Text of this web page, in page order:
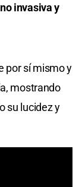
invasiva y
por sí mismo y
mostrando
su lucidez y